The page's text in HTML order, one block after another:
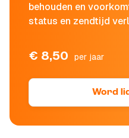
behouden en
status en zendtijd
€ 8,50 per jaar
Word